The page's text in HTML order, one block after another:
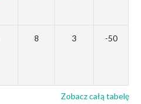
8 3 -50
Zobacz całą tabelę